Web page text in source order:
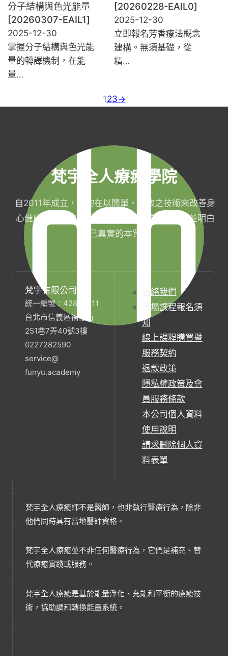
分子結構與色光能量
[20260307-EAIL1]
2025-12-30
掌握分子結構與色光能
量的轉譯機制，在能
量…
[20260228-EAIL0]
2025-12-30
立即報名芳香療法概念
建構。無須基礎，從
精…
123→
梵宇全人療癒學院
自2011年成立，目的在以簡單、有效之技術來改善身
心健康，協助完成生命目標與實現靈性生活，並明白
自己真實的本質。
梵宇有限公司
統一編號：42854211
台北市信義區福德街
251巷7弄40號3樓
0227282590
service@
funyu.academy
聯絡我們
現場課程報名須
知
線上課程購買暨
服務契約
退款政策
隱私權政策及會
員服務條款
本公司個人資料
使用說明
請求刪除個人資
料表單
梵宇全人療癒師不是醫師，也非執行醫療行為，除非
他們同時具有當地醫師資格。
梵宇全人療癒並不非任何醫療行為，它們是補充、替
代療癒實踐或服務。
梵宇全人療癒是基於能量淨化、充能和平衡的療癒技
術，協助調和轉換能量系統。